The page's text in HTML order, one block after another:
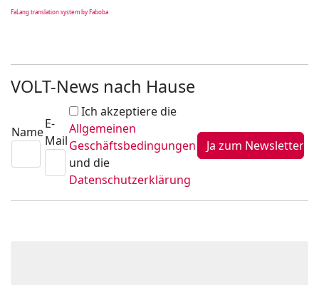
FaLang translation system by Faboba
VOLT-News nach Hause
Name
E-
Mail
Ich akzeptiere die
Allgemeinen
Geschäftsbedingungen
und die
Datenschutzerklärung